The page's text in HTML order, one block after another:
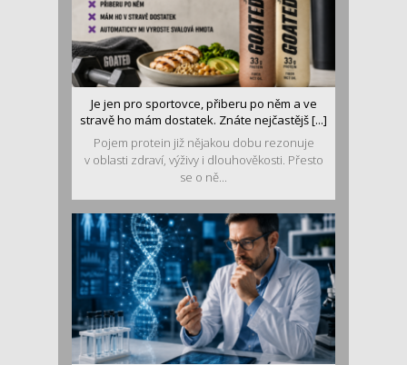
Je jen pro sportovce, přiberu po něm a ve
stravě ho mám dostatek. Znáte nejčastějš [...]
Pojem protein již nějakou dobu rezonuje
v oblasti zdraví, výživy i dlouhověkosti. Přesto
se o ně...